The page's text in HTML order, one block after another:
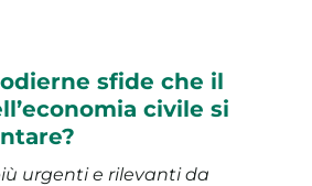
sfide che il
civile si
urgenti e rilevanti da